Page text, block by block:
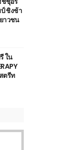
ชิงช้า
าวชน
ใน
ตรีท